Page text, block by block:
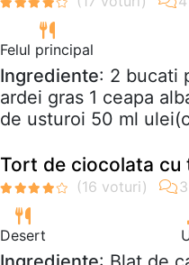
Felul principal
Ingrediente: 2 bucati
ardei gras 1 ceapa
de usturoi 50 ml
Tort de ciocolata cu
Desert